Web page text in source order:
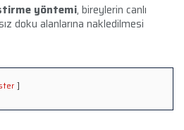
yöntemi, bireylerin canlı
doku alanlarına nakledilmesi